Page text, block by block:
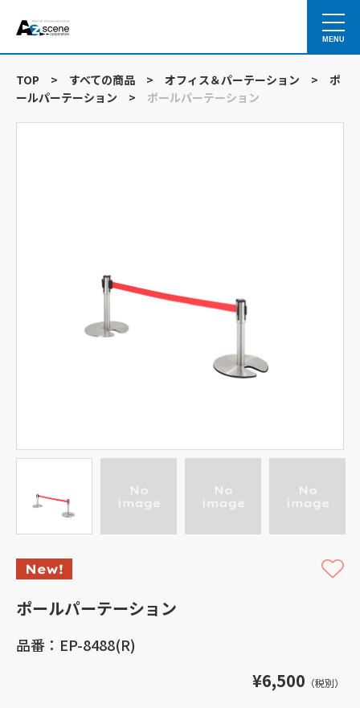
MENU
TOP > すべての商品 > オフィス＆パーテーション >
ポ
ールパーテーション
> ポールパーテーション
ポールパーテーション
品番：EP-8488(R)
¥6,500 （税別）